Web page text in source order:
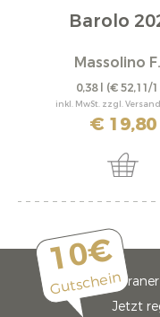
Barolo
Massolino
0,38 l (€ 52,11/
inkl. MwSt. zzgl.
€ 19,80
10€
Gutschein
Jetzt